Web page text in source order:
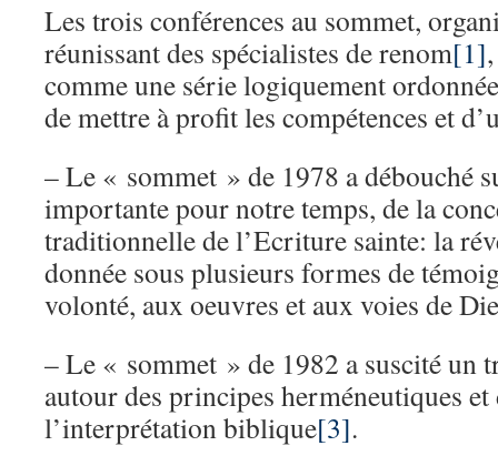
Les trois conférences au sommet,
réunissant des spécialistes de renom[1]
comme une série logiquement
de mettre à profit les compétences et
– Le « sommet » de 1978 a débouché
importante pour notre temps, de la
traditionnelle de l’Ecriture sainte: la
donnée sous plusieurs formes de
volonté, aux oeuvres et aux voies de
– Le « sommet » de 1982 a suscité un
autour des principes herméneutiques et
l’interprétation biblique[3].